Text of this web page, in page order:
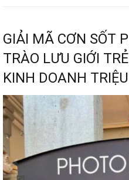
GIẢI MÃ CƠN SỐT
TRÀO LƯU GIỚI
KINH DOANH